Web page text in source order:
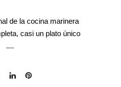
de la cocina marinera
casi un plato único
....